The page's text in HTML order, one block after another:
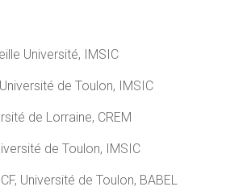
Université, IMSIC
de Toulon, IMSIC
de Lorraine, CREM
de Toulon, IMSIC
Université de Toulon, BABEL